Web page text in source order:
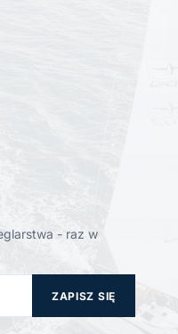
- raz w
ZAPISZ SIĘ